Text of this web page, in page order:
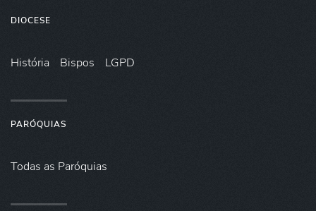
DIOCESE
História Bispos LGPD
PARÓQUIAS
Todas as Paróquias